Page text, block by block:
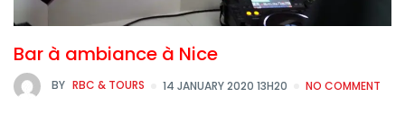
Bar à ambiance à Nice
BY RBC & TOURS 14 JANUARY 2020 13H20 NO COMMENT